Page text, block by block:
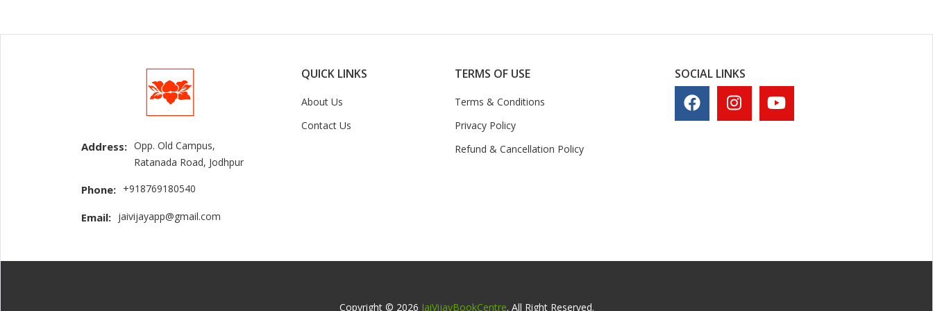
Address: Opp. Old Campus,
Ratanada Road, Jodhpur
Phone: +918769180540
Email: jaivijayapp@gmail.com
QUICK LINKS
About Us
Contact Us
TERMS OF USE
Terms & Conditions
Privacy Policy
Refund & Cancellation Policy
SOCIAL LINKS
Copyright © 2026 JaiVijayBookCentre. All Right Reserved.